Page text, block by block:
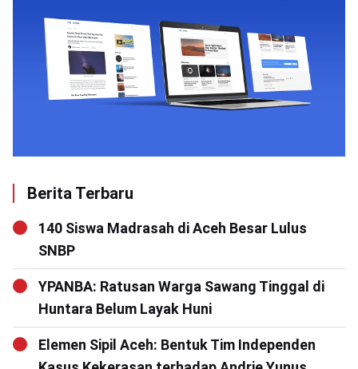
Berita Terbaru
140 Siswa Madrasah di Aceh Besar Lulus
SNBP
YPANBA: Ratusan Warga Sawang Tinggal di
Huntara Belum Layak Huni
Elemen Sipil Aceh: Bentuk Tim Independen